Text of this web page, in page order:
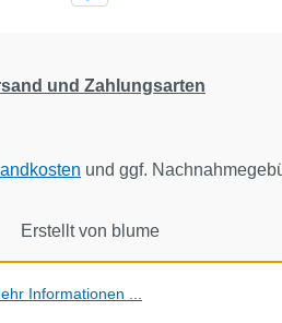
und Zahlungsarten
und ggf.
Erstellt von blume
Informationen ...